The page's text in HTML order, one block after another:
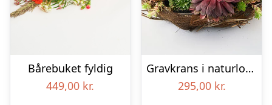
Bårebuket fyldig
449,00 kr.
Gravkrans i naturlook – Blomster til begravelse
295,00 kr.